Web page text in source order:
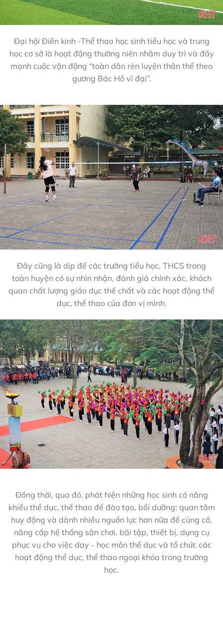
Đại hội Điền kinh -Thể thao học sinh tiểu học và trung
học cơ sở là hoạt động thường niên nhằm duy trì và đẩy
mạnh cuộc vận động “toàn dân rèn luyện thân thể theo
gương Bác Hồ vĩ đại”.
Đây cũng là dịp để các trường tiểu học, THCS trong
toàn huyện có sự nhìn nhận, đánh giá chính xác, khách
quan chất lượng giáo dục thể chất và các hoạt động thể
dục, thể thao của đơn vị mình.
Đồng thời, qua đó, phát hiện những học sinh có năng
khiếu thể dục, thể thao để đào tạo, bồi dưỡng; quan tâm
huy động và dành nhiều nguồn lực hơn nữa để củng cố,
nâng cấp hệ thống sân chơi, bãi tập, thiết bị, dụng cụ
phục vụ cho việc dạy - học môn thể dục và tổ chức các
hoạt động thể dục, thể thao ngoại khóa trong trường
học.